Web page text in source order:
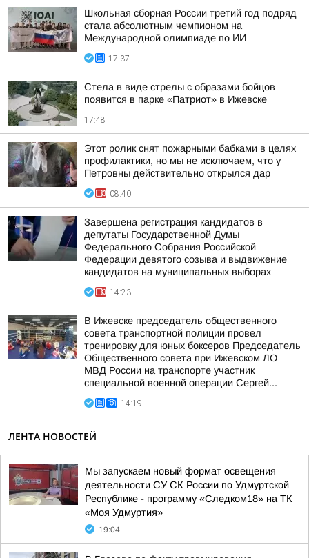
Школьная сборная России третий год подряд
стала абсолютным чемпионом на
Международной олимпиаде по ИИ
17:37
Стела в виде стрелы с образами бойцов
появится в парке «Патриот» в Ижевске
17:48
Этот ролик снят пожарными бабками в целях
профилактики, но мы не исключаем, что у
Петровны действительно открылся дар
08:40
Завершена регистрация кандидатов в
депутаты Государственной Думы
Федерального Собрания Российской
Федерации девятого созыва и выдвижение
кандидатов на муниципальных выборах
14:23
В Ижевске председатель общественного
совета транспортной полиции провел
тренировку для юных боксеров Председатель
Общественного совета при Ижевском ЛО
МВД России на транспорте участник
специальной военной операции Сергей...
14:19
ЛЕНТА НОВОСТЕЙ
Мы запускаем новый формат освещения
деятельности СУ СК России по Удмуртской
Республике - программу «Следком18» на ТК
«Моя Удмуртия»
19:04